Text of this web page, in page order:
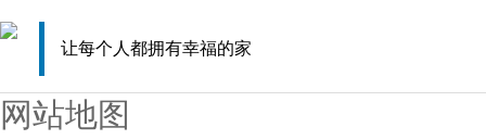
让每个人都拥有幸福的家
网站地图